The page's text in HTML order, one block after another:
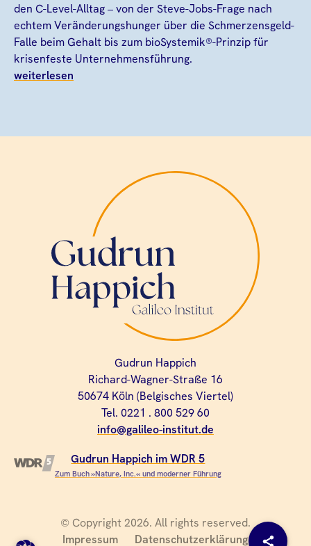
den C-Level-Alltag – von der Steve-Jobs-Frage nach
echtem Veränderungshunger über die Schmerzensgeld-
Falle beim Gehalt bis zum bioSystemik®-Prinzip für
krisenfeste Unternehmensführung.
weiterlesen
Gudrun Happich
Richard-Wagner-Straße 16
50674 Köln (Belgisches Viertel)
Tel. 0221 . 800 529 60
info@galileo-institut.de
Gudrun Happich im WDR 5
Zum Buch »Nature, Inc.« und moderner Führung
© Copyright 2026. All rights reserved.
Impressum
Datenschutzerklärung